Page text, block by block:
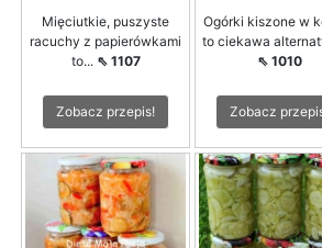
Mięciutkie, puszyste
racuchy z papierówkami
to... ⇖ 1107
Zobacz przepis!
Ogórki kiszone w
to ciekawa
⇖ 1010
Zobacz